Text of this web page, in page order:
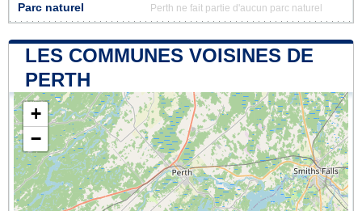
Parc naturel Perth ne fait partie d'aucun parc naturel
LES COMMUNES VOISINES DE
PERTH
+
−